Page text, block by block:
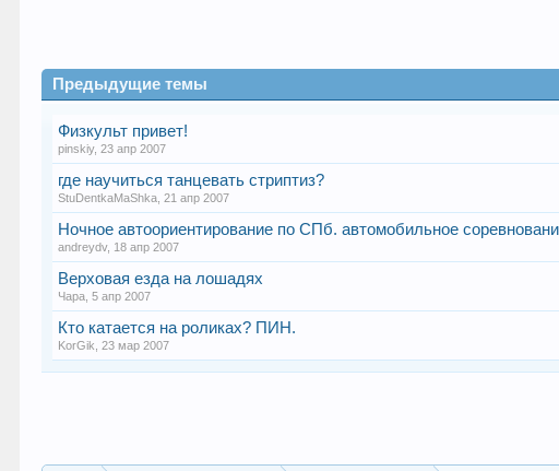
Предыдущие темы
Физкульт привет!
pinskiy,23 апр 2007
где научиться танцевать стриптиз?
StuDentkaMaShka ,21 апр 2007
Ночное автоориентирование по СПб. автомобильное
andreydv, 18 апр 2007
Верховая езда на лошадях
Чара ,5 апр 2007
Кто катается на роликах? ПИН.
KorGik ,23 мар 2007